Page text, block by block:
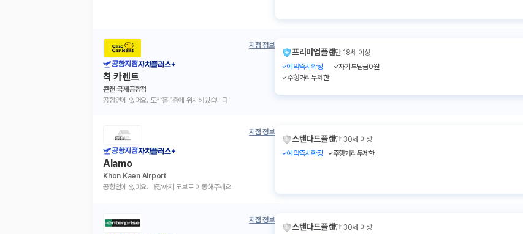
지점 정보
공항지점자차플러스+
칙 카렌트
콘캔 국제공항점
공항안에 있어요. 도착홀 1층에 위치해있습니다
프리미엄플랜만 18세 이상
예약즉시확정
자기부담금0원
주행거리무제한
지점 정보
공항지점자차플러스+
Alamo
Khon Kaen Airport
공항안에 있어요. 매장까지 도보로 이동해주세요.
스탠다드플랜만 30세 이상
예약즉시확정
주행거리무제한
지점 정보
스탠다드플랜만 30세 이상